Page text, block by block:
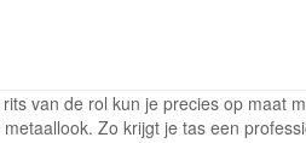
van de rol kun je precies op maat
Zo krijgt je tas een